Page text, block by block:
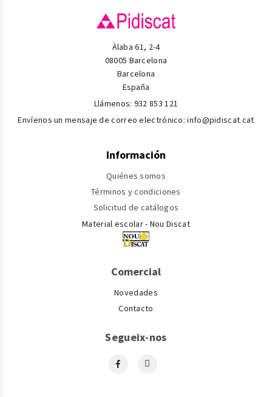
Àlaba 61, 2-4
08005 Barcelona
Barcelona
España
Llámenos: 932 853 121
Envíenos un mensaje de correo electrónico:info@pidiscat.cat
Información
Quiénes somos
Términos y condiciones
Solicitud de catálogos
Material escolar - Nou Discat
Comercial
Novedades
Contacto
Segueix-nos